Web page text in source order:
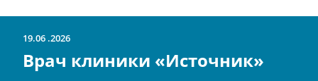
19.06 2026
Врач клиники «Источник»